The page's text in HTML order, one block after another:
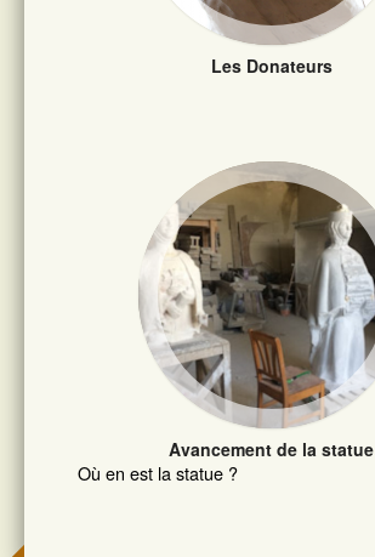
Les Donateurs
Avancement de la statue
Où en est la statue ?